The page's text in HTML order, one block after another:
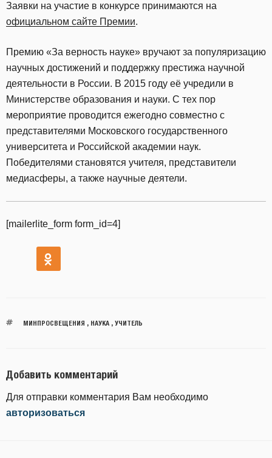
Заявки на участие в конкурсе принимаются на
официальном сайте Премии.
Премию «За верность науке» вручают за популяризацию
научных достижений и поддержку престижа научной
деятельности в России. В 2015 году её учредили в
Министерстве образования и науки. С тех пор
мероприятие проводится ежегодно совместно с
представителями Московского государственного
университета и Российской академии наук.
Победителями становятся учителя, представители
медиасферы, а также научные деятели.
[mailerlite_form form_id=4]
МИНПРОСВЕЩЕНИЯ , НАУКА, УЧИТЕЛЬ
Добавить комментарий
Для отправки комментария Вам необходимо
авторизоваться